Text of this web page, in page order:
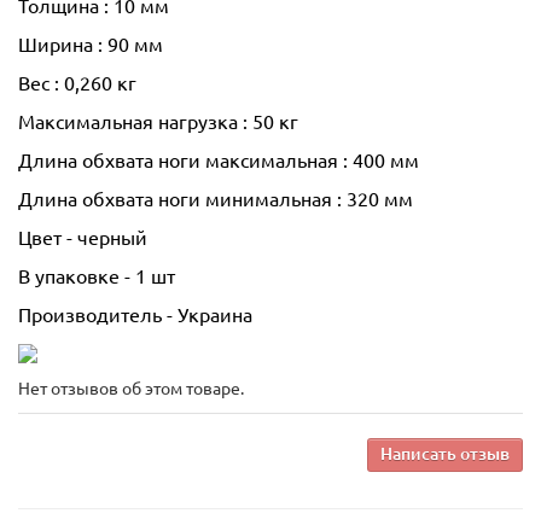
Толщина : 10 мм
Ширина : 90 мм
Вес : 0,260 кг
Максимальная нагрузка : 50 кг
Длина обхвата ноги максимальная : 400 мм
Длина обхвата ноги минимальная : 320 мм
Цвет - черный
В упаковке - 1 шт
Производитель - Украина
Нет отзывов об этом товаре.
Написать отзыв